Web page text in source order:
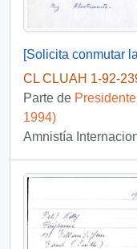
CL CLUAH 1-92-
Parte de
1994)
Amnistía